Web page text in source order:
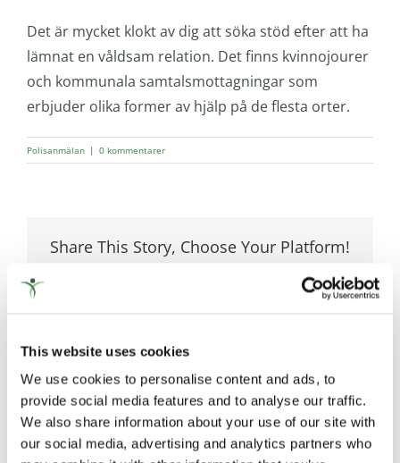
This website uses cookies
We use cookies to personalise content and ads, to
provide social media features and to analyse our traffic.
We also share information about your use of our site with
our social media, advertising and analytics partners who
Det är mycket klokt av dig att söka stöd efter att ha
lämnat en våldsam relation. Det finns kvinnojourer
och kommunala samtalsmottagningar som
erbjuder olika former av hjälp på de flesta orter.
Polisanmälan | 0 kommentarer
Share This Story, Choose Your Platform!
PinterestVk
E-
post